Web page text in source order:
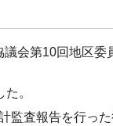
議会第10回地区委
。
監査報告を行った